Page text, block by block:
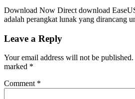
Download Now Direct download
adalah perangkat lunak yang dirancang
Leave a Reply
Your email address will not be published.
marked *
Comment *